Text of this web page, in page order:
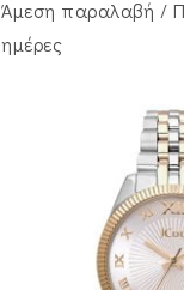
Άμεση παραλαβή /
ημέρες